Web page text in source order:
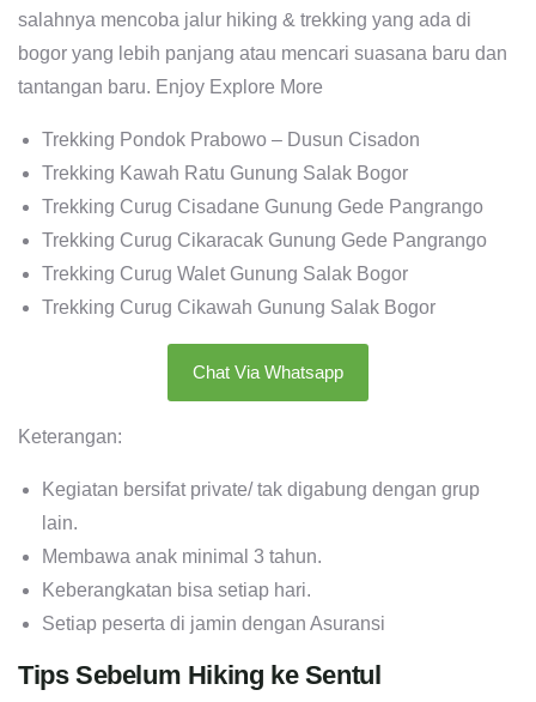
salahnya mencoba jalur hiking & trekking yang ada di
bogor yang lebih panjang atau mencari suasana baru dan
tantangan baru. Enjoy Explore More
Trekking Pondok Prabowo – Dusun Cisadon
Trekking Kawah Ratu Gunung Salak Bogor
Trekking Curug Cisadane Gunung Gede Pangrango
Trekking Curug Cikaracak Gunung Gede Pangrango
Trekking Curug Walet Gunung Salak Bogor
Trekking Curug Cikawah Gunung Salak Bogor
Chat Via Whatsapp
Keterangan:
Kegiatan bersifat private/ tak digabung dengan grup
lain.
Membawa anak minimal 3 tahun.
Keberangkatan bisa setiap hari.
Setiap peserta di jamin dengan Asuransi
Tips Sebelum Hiking ke Sentul